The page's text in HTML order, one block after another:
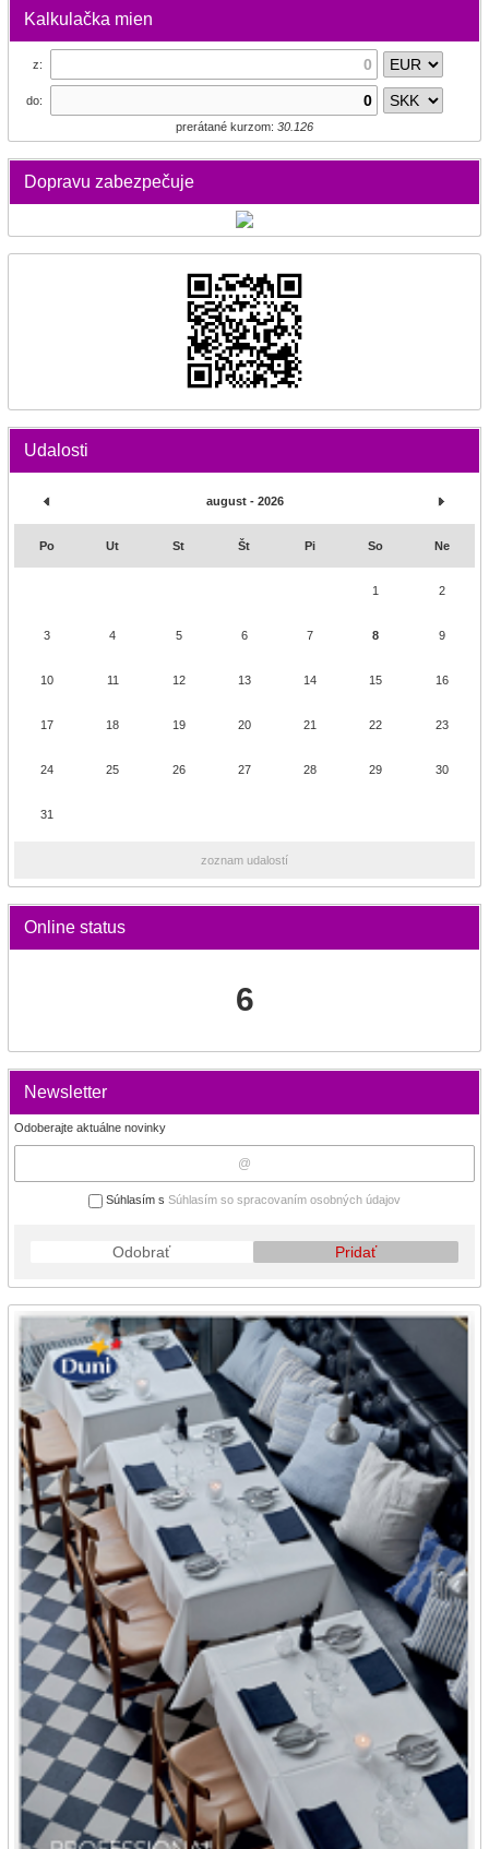
Kalkulačka mien
z:
do:
prerátané kurzom: 30.126
Dopravu zabezpečuje
Udalosti
august - 2026
Po Ut St Št Pi So Ne
1 2
3 4 5 6 7 8 9
10 11 12 13 14 15 16
17 18 19 20 21 22 23
24 25 26 27 28 29 30
31
zoznam udalostí
Online status
6
Newsletter
Odoberajte aktuálne novinky
Súhlasím s Súhlasím so spracovaním osobných údajov
Odobrať Pridať